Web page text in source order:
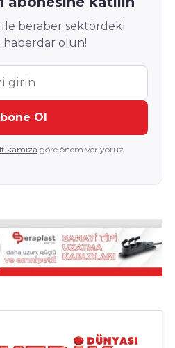
ile beraber sektördeki
olun!
Ol
göre önem veriyoruz.